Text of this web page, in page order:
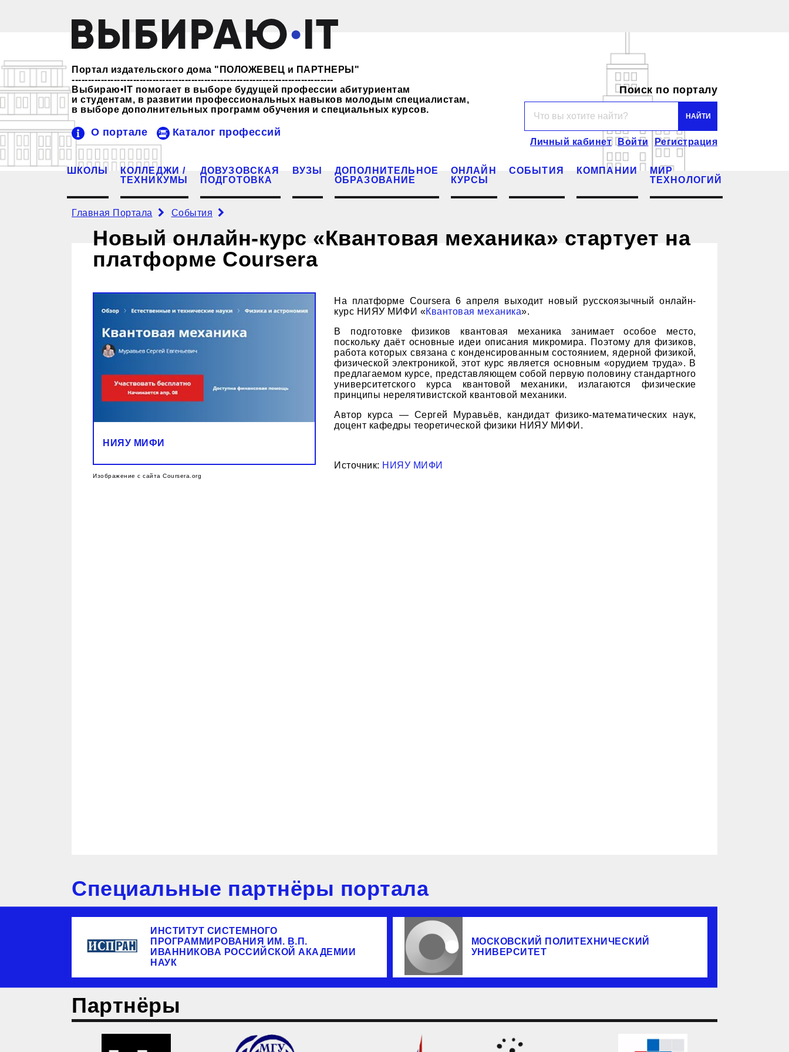
Портал издательского дома "ПОЛОЖЕВЕЦ и ПАРТНЕРЫ"
---------------------------------------------------------------------------------
Выбираю•IT помогает в выборе будущей профессии абитуриентам
и студентам, в развитии профессиональных навыков молодым специалистам,
в выборе дополнительных программ обучения и специальных курсов.
О портале Каталог профессий
Поиск по порталу
Личный кабинет Войти Регистрация
ШКОЛЫ
КОЛЛЕДЖИ /
ТЕХНИКУМЫ
ДОВУЗОВСКАЯ
ПОДГОТОВКА
ВУЗЫ
ДОПОЛНИТЕЛЬНОЕ
ОБРАЗОВАНИЕ
ОНЛАЙН
КУРСЫ
СОБЫТИЯ КОМПАНИИ
МИР
ТЕХНОЛОГИЙ
Главная Портала События
Новый онлайн-курс «Квантовая механика» стартует на
платформе Coursera
НИЯУ МИФИ
Изображение с сайта Сoursera.org
На платформе Coursera 6 апреля выходит новый русскоязычный онлайн-
курс НИЯУ МИФИ «Квантовая механика».
В подготовке физиков квантовая механика занимает особое место,
поскольку даёт основные идеи описания микромира. Поэтому для физиков,
работа которых связана с конденсированным состоянием, ядерной физикой,
физической электроникой, этот курс является основным «орудием труда». В
предлагаемом курсе, представляющем собой первую половину стандартного
университетского курса квантовой механики, излагаются физические
принципы нерелятивистской квантовой механики.
Автор курса — Сергей Муравьёв, кандидат физико-математических наук,
доцент кафедры теоретической физики НИЯУ МИФИ.
Источник: НИЯУ МИФИ
Специальные партнёры портала
ИНСТИТУТ СИСТЕМНОГО
ПРОГРАММИРОВАНИЯ ИМ. В.П.
ИВАННИКОВА РОССИЙСКОЙ АКАДЕМИИ
НАУК
МОСКОВСКИЙ ПОЛИТЕХНИЧЕСКИЙ
УНИВЕРСИТЕТ
Партнёры